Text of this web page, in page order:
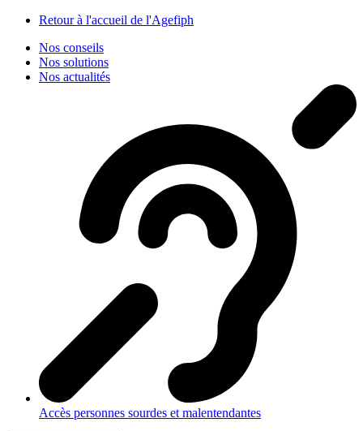
Retour à l'accueil de l'Agefiph
Nos conseils
Nos solutions
Nos actualités
Accès personnes sourdes et malentendantes